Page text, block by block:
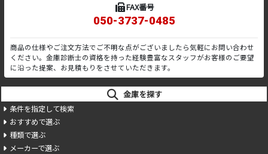
FAX番号
050-3737-0485
商品の仕様やご注文方法でご不明な点がございましたら気軽にお問い合わせ
ください。金庫診断士の資格を持った経験豊富なスタッフがお客様のご要望
に沿った提案、お見積もりをさせていただきます。
金庫を探す
条件を指定して検索
おすすめで選ぶ
種類で選ぶ
メーカーで選ぶ